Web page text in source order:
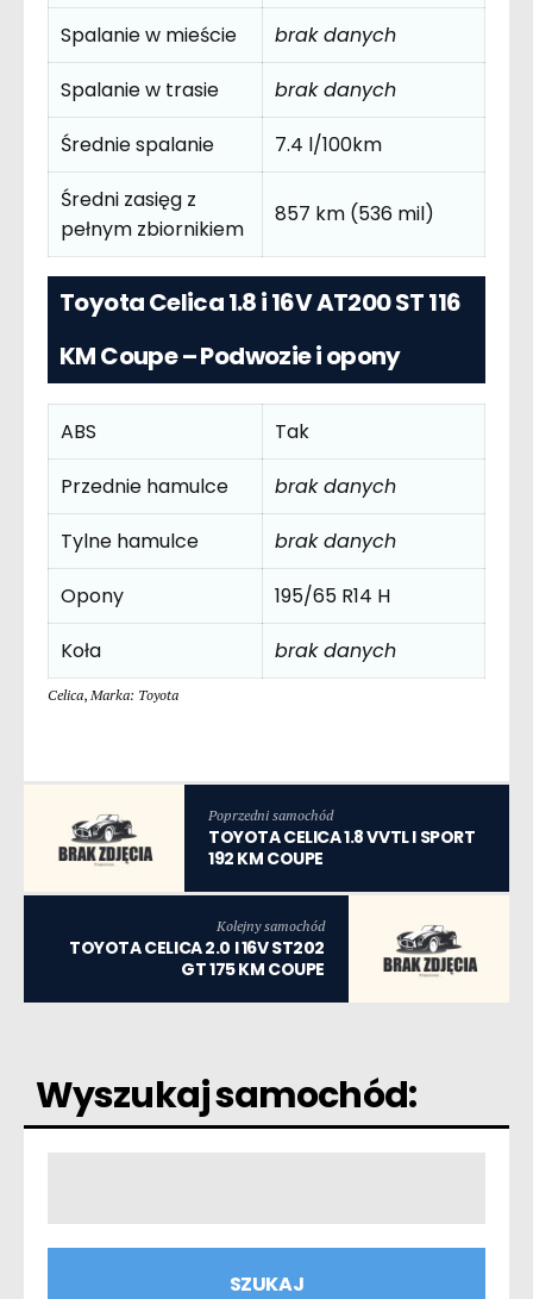
Spalanie w mieście
brak danych
Spalanie w trasie
brak danych
Średnie spalanie
7.4 l/100km
Średni zasięg z
pełnym zbiornikiem
857 km (536 mil)
Toyota Celica 1.8 i 16V AT200 ST 116
KM Coupe – Podwozie i opony
ABS
Tak
Przednie hamulce
brak danych
Tylne hamulce
brak danych
Opony
195/65 R14 H
Koła
brak danych
Celica, Marka: Toyota
Poprzedni samochód
TOYOTA CELICA 1.8 VVTL I SPORT
192 KM COUPE
Kolejny samochód
TOYOTA CELICA 2.0 I 16V ST202
GT 175 KM COUPE
Wyszukaj samochód: